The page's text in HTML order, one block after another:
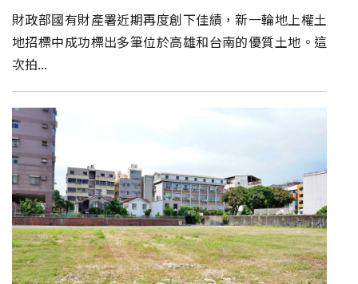
財政部國有財產署近期再度創下佳績，新一輪地上權土
地招標中成功標出多筆位於高雄和台南的優質土地。這
次拍...